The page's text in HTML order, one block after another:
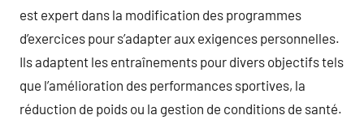
est expert dans la modification des programmes
d’exercices pour s’adapter aux exigences personnelles.
Ils adaptent les entraînements pour divers objectifs tels
que l’amélioration des performances sportives, la
réduction de poids ou la gestion de conditions de santé.